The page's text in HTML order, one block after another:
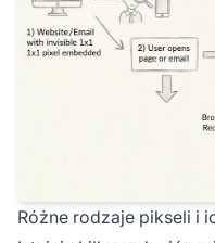
Różne rodzaje pikseli i